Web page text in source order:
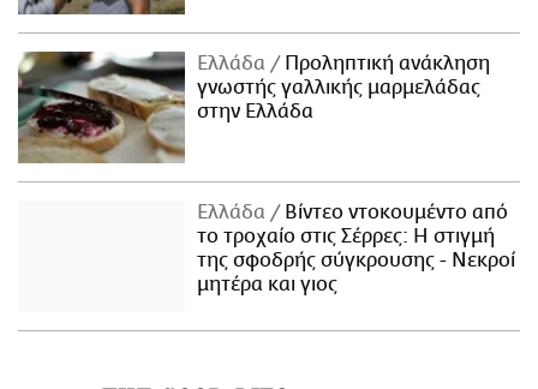
Ελλάδα
Προληπτική ανάκληση
γνωστής γαλλικής μαρμελάδας
στην Ελλάδα
Ελλάδα
Βίντεο ντοκουμέντο από
το τροχαίο στις Σέρρες: Η στιγμή
της σφοδρής σύγκρουσης - Νεκροί
μητέρα και γιος